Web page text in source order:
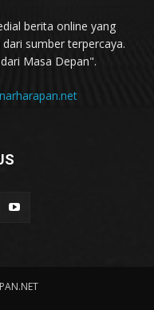
berita online yang
sumber terpercaya.
Masa Depan".